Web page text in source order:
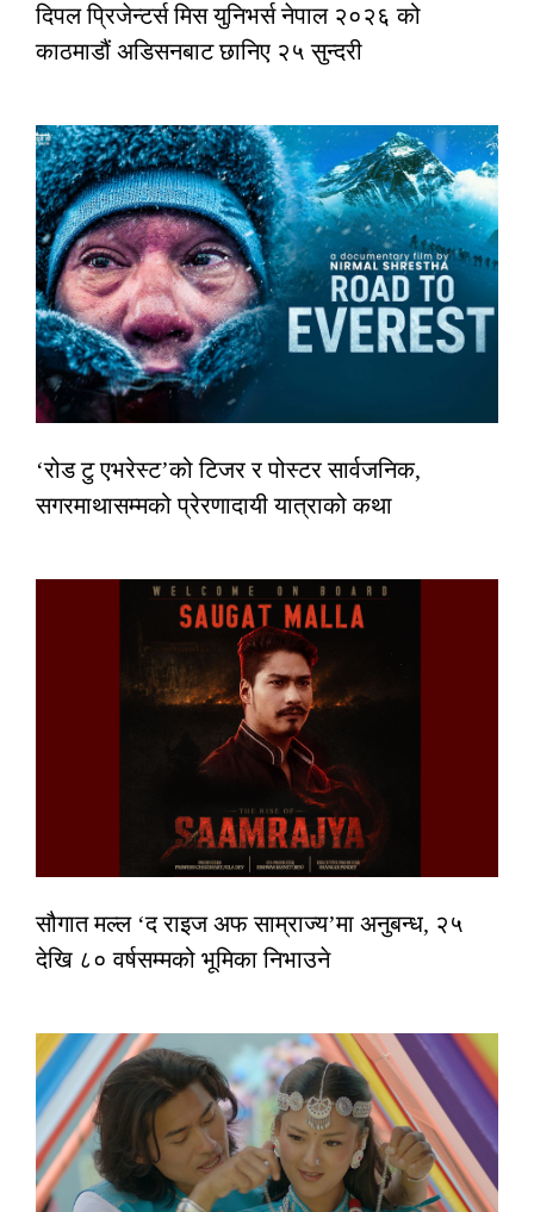
दिपल प्रिजेन्टर्स मिस युनिभर्स नेपाल २०२६ को
काठमाडौं अडिसनबाट छानिए २५ सुन्दरी
‘रोड टु एभरेस्ट’को टिजर र पोस्टर सार्वजनिक,
सगरमाथासम्मको प्रेरणादायी यात्राको कथा
सौगात मल्ल ‘द राइज अफ साम्राज्य’मा अनुबन्ध, २५
देखि ८० वर्षसम्मको भूमिका निभाउने